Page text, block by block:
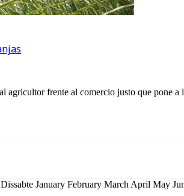
frente al comercio justo que pone a
January February March April May